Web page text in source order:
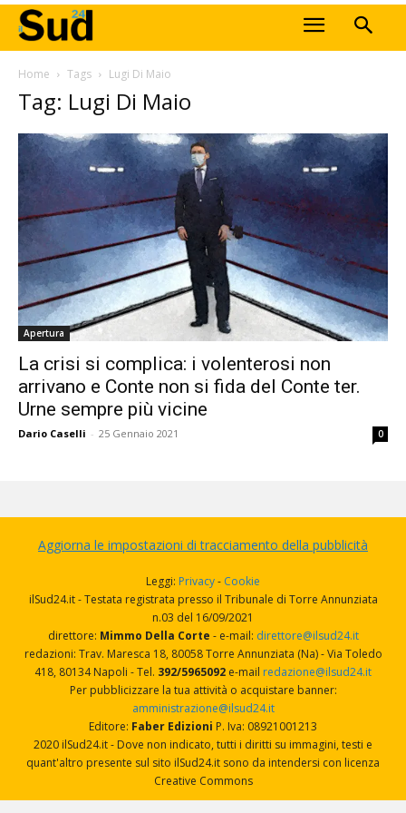
Home Tags Lugi Di Maio
Tag: Lugi Di Maio
Apertura
La crisi si complica: i volenterosi non
arrivano e Conte non si fida del Conte ter.
Urne sempre più vicine
Dario Caselli - 25 Gennaio 2021 0
Aggiorna le impostazioni di tracciamento della pubblicità
Leggi: Privacy- Cookie
ilSud24.it - Testata registrata presso il Tribunale di Torre Annunziata
n.03 del 16/09/2021
direttore: Mimmo Della Corte - e-mail: direttore@ilsud24.it
redazioni: Trav. Maresca 18, 80058 Torre Annunziata (Na) - Via Toledo
418, 80134 Napoli - Tel. 392/5965092 e-mail redazione@ilsud24.it
Per pubblicizzare la tua attività o acquistare banner:
amministrazione@ilsud24.it
Editore: Faber Edizioni P. Iva: 08921001213
2020 ilSud24.it - Dove non indicato, tutti i diritti su immagini, testi e
quant'altro presente sul sito ilSud24.it sono da intendersi con licenza
Creative Commons